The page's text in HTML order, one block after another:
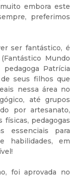
embora este
preferimos
ser fantástico, é
Mundo
Patrícia
seus filhos que
nessa área no
até grupos
por artesanato,
físicas, pedagogas
essenciais para
habilidades, em
foi aprovada no